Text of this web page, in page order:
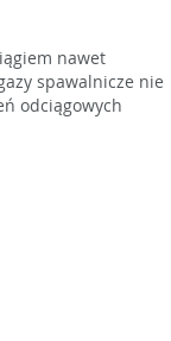
nawet
spawalnicze nie
odciągowych